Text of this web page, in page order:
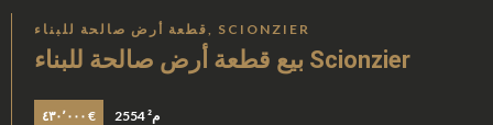
قطعة أرض صالحة للبناء, SCIONZIER
بيع قطعة أرض صالحة للبناء Scionzier
٤٣٠٬٠٠٠ € 2554 م²